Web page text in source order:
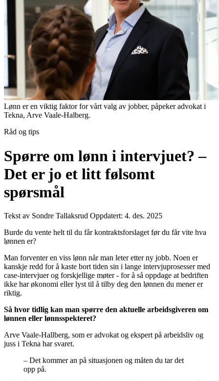
Lønn er en viktig faktor for vårt valg av jobber, påpeker advokat i
Tekna, Arve Vaale-Halberg.
Råd og tips
Spørre om lønn i intervjuet? –
Det er jo et litt følsomt
spørsmål
Tekst av Sondre Tallaksrud Oppdatert: 4. des. 2025
Burde du vente helt til du får kontraktsforslaget før du får vite hva
lønnen er?
Man forventer en viss lønn når man leter etter ny jobb. Noen er
kanskje redd for å kaste bort tiden sin i lange intervjuprosesser med
case-intervjuer og forskjellige møter - for å så oppdage at bedriften
ikke har økonomi eller lyst til å tilby deg den lønnen du mener er
riktig.
Så hvor tidlig kan man spørre den aktuelle arbeidsgiveren om
lønnen eller lønnsspekteret?
Arve Vaale-Hallberg, som er advokat og ekspert på arbeidsliv og
juss i Tekna har svaret.
– Det kommer an på situasjonen og måten du tar det
opp på.